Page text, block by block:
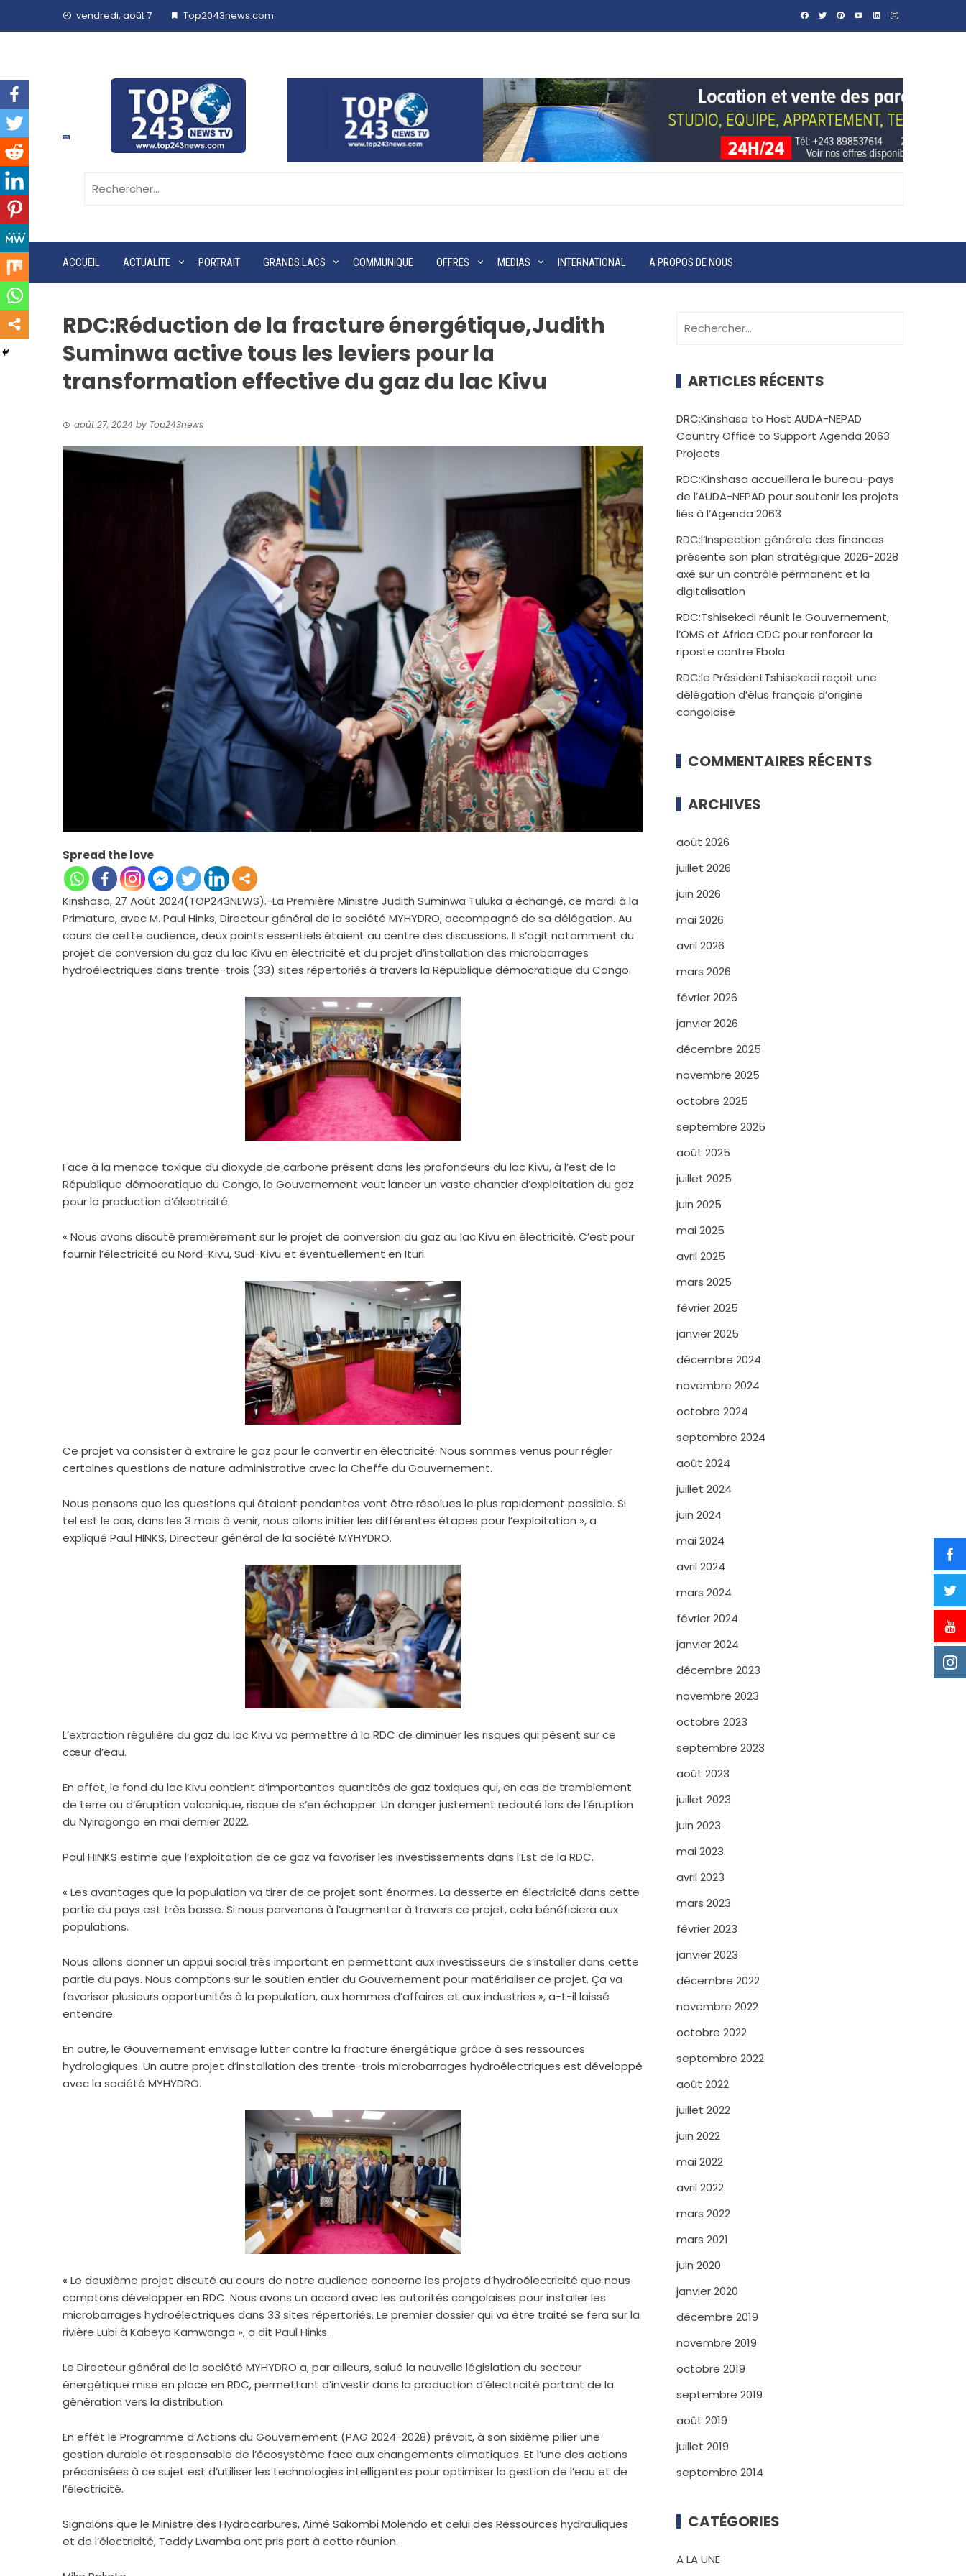
vendredi, août 7 Top2043news.com
ACCUEIL ACTUALITE PORTRAIT GRANDS LACS COMMUNIQUE OFFRES MEDIAS INTERNATIONAL A PROPOS DE NOUS
RDC:Réduction de la fracture énergétique,Judith
Suminwa active tous les leviers pour la
transformation effective du gaz du lac Kivu
août 27, 2024 by Top243news
Spread the love
Kinshasa, 27 Août 2024(TOP243NEWS).-La Première Ministre Judith Suminwa Tuluka a échangé, ce mardi à la
Primature, avec M. Paul Hinks, Directeur général de la société MYHYDRO, accompagné de sa délégation. Au
cours de cette audience, deux points essentiels étaient au centre des discussions. Il s’agit notamment du
projet de conversion du gaz du lac Kivu en électricité et du projet d’installation des microbarrages
hydroélectriques dans trente-trois (33) sites répertoriés à travers la République démocratique du Congo.
Face à la menace toxique du dioxyde de carbone présent dans les profondeurs du lac Kivu, à l’est de la
République démocratique du Congo, le Gouvernement veut lancer un vaste chantier d’exploitation du gaz
pour la production d’électricité.
« Nous avons discuté premièrement sur le projet de conversion du gaz au lac Kivu en électricité. C’est pour
fournir l’électricité au Nord-Kivu, Sud-Kivu et éventuellement en Ituri.
Ce projet va consister à extraire le gaz pour le convertir en électricité. Nous sommes venus pour régler
certaines questions de nature administrative avec la Cheffe du Gouvernement.
Nous pensons que les questions qui étaient pendantes vont être résolues le plus rapidement possible. Si
tel est le cas, dans les 3 mois à venir, nous allons initier les différentes étapes pour l’exploitation », a
expliqué Paul HINKS, Directeur général de la société MYHYDRO.
L’extraction régulière du gaz du lac Kivu va permettre à la RDC de diminuer les risques qui pèsent sur ce
cœur d’eau.
En effet, le fond du lac Kivu contient d’importantes quantités de gaz toxiques qui, en cas de tremblement
de terre ou d’éruption volcanique, risque de s’en échapper. Un danger justement redouté lors de l’éruption
du Nyiragongo en mai dernier 2022.
Paul HINKS estime que l’exploitation de ce gaz va favoriser les investissements dans l’Est de la RDC.
« Les avantages que la population va tirer de ce projet sont énormes. La desserte en électricité dans cette
partie du pays est très basse. Si nous parvenons à l’augmenter à travers ce projet, cela bénéficiera aux
populations.
Nous allons donner un appui social très important en permettant aux investisseurs de s’installer dans cette
partie du pays. Nous comptons sur le soutien entier du Gouvernement pour matérialiser ce projet. Ça va
favoriser plusieurs opportunités à la population, aux hommes d’affaires et aux industries », a-t-il laissé
entendre.
En outre, le Gouvernement envisage lutter contre la fracture énergétique grâce à ses ressources
hydrologiques. Un autre projet d’installation des trente-trois microbarrages hydroélectriques est développé
avec la société MYHYDRO.
« Le deuxième projet discuté au cours de notre audience concerne les projets d’hydroélectricité que nous
comptons développer en RDC. Nous avons un accord avec les autorités congolaises pour installer les
microbarrages hydroélectriques dans 33 sites répertoriés. Le premier dossier qui va être traité se fera sur la
rivière Lubi à Kabeya Kamwanga », a dit Paul Hinks.
Le Directeur général de la société MYHYDRO a, par ailleurs, salué la nouvelle législation du secteur
énergétique mise en place en RDC, permettant d’investir dans la production d’électricité partant de la
génération vers la distribution.
En effet le Programme d’Actions du Gouvernement (PAG 2024-2028) prévoit, à son sixième pilier une
gestion durable et responsable de l’écosystème face aux changements climatiques. Et l’une des actions
préconisées à ce sujet est d’utiliser les technologies intelligentes pour optimiser la gestion de l’eau et de
l’électricité.
Signalons que le Ministre des Hydrocarbures, Aimé Sakombi Molendo et celui des Ressources hydrauliques
et de l’électricité, Teddy Lwamba ont pris part à cette réunion.
ARTICLES RÉCENTS
DRC:Kinshasa to Host AUDA-NEPAD
Country Office to Support Agenda 2063
Projects
RDC:Kinshasa accueillera le bureau-pays
de l’AUDA-NEPAD pour soutenir les projets
liés à l’Agenda 2063
RDC:l’Inspection générale des finances
présente son plan stratégique 2026-2028
axé sur un contrôle permanent et la
digitalisation
RDC:Tshisekedi réunit le Gouvernement,
l’OMS et Africa CDC pour renforcer la
riposte contre Ebola
RDC:le PrésidentTshisekedi reçoit une
délégation d’élus français d’origine
congolaise
COMMENTAIRES RÉCENTS
ARCHIVES
août 2026
juillet 2026
juin 2026
mai 2026
avril 2026
mars 2026
février 2026
janvier 2026
décembre 2025
novembre 2025
octobre 2025
septembre 2025
août 2025
juillet 2025
juin 2025
mai 2025
avril 2025
mars 2025
février 2025
janvier 2025
décembre 2024
novembre 2024
octobre 2024
septembre 2024
août 2024
juillet 2024
juin 2024
mai 2024
avril 2024
mars 2024
février 2024
janvier 2024
décembre 2023
novembre 2023
octobre 2023
septembre 2023
août 2023
juillet 2023
juin 2023
mai 2023
avril 2023
mars 2023
février 2023
janvier 2023
décembre 2022
novembre 2022
octobre 2022
septembre 2022
août 2022
juillet 2022
juin 2022
mai 2022
avril 2022
mars 2022
mars 2021
juin 2020
janvier 2020
décembre 2019
novembre 2019
octobre 2019
septembre 2019
août 2019
juillet 2019
septembre 2014
CATÉGORIES
A LA UNE